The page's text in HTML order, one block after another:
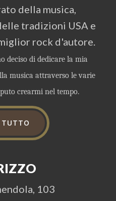
della musica,
tradizioni USA e
rock d'autore.
deciso di dedicare la mia
musica attraverso le varie
crearmi nel tempo.
TUTTO
103